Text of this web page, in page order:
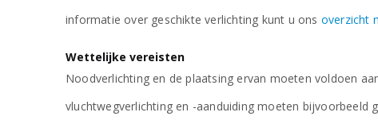
informatie over geschikte verlichting kunt u ons overzicht
Wettelijke vereisten
Noodverlichting en de plaatsing ervan moeten voldoen
vluchtwegverlichting en -aanduiding moeten bijvoorbeeld